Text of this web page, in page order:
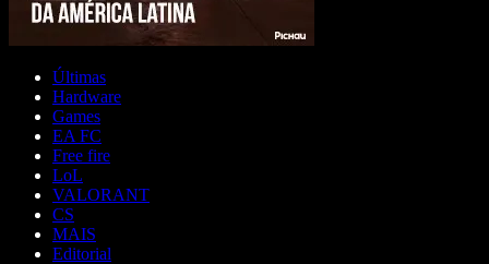
Últimas
Hardware
Games
EA FC
Free fire
LoL
VALORANT
CS
MAIS
Editorial